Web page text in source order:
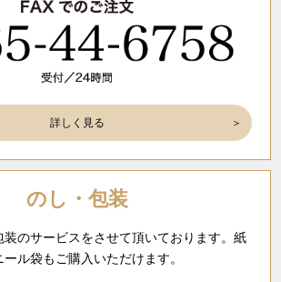
詳しく見る
のし・包装
装のサービスをさせて頂いております。紙
ル袋もご購入いただけます。